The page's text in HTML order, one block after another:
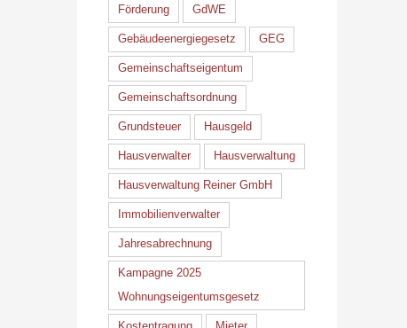
Förderung GdWE
Gebäudeenergiegesetz GEG
Gemeinschaftseigentum
Gemeinschaftsordnung
Grundsteuer Hausgeld
Hausverwalter Hausverwaltung
Hausverwaltung Reiner GmbH
Immobilienverwalter
Jahresabrechnung
Kampagne 2025
Wohnungseigentumsgesetz